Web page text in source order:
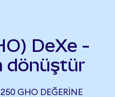
DeXe -
dönüştür
GHO DEĞERINE